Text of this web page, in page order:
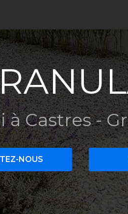
Castres-
NOUS